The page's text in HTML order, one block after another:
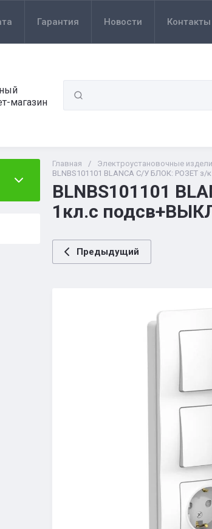
Гарантия Новости Контакты
магазин
Главная / Электроустановочные
BLNBS101101 BLANCA С/У БЛОК: РОЗЕТ
BLNBS101101
1кл.с
Предыдущий